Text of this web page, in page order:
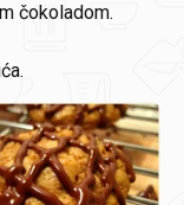
čokoladom.